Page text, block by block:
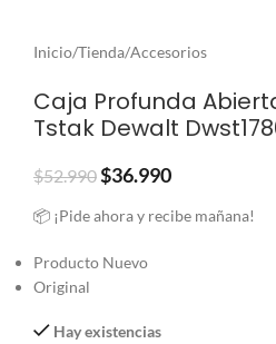
Inicio/Tienda/Accesorios
Caja Profunda
Tstak Dewalt
$52.990$36.990
📦 ¡Pide ahora y recibe mañana!
Producto Nuevo
Original
Hay existencias